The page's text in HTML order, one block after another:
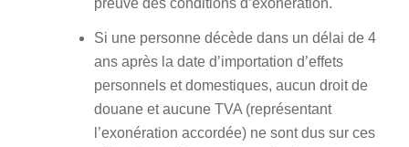
preuve des conditions d’exonération.
Si une personne décède dans un délai de 4
ans après la date d’importation d’effets
personnels et domestiques, aucun droit de
douane et aucune TVA (représentant
l’exonération accordée) ne sont dus sur ces